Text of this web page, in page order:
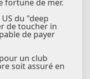
fortune de mer.
du "deep
de toucher in
de payer
un club
soit assuré en